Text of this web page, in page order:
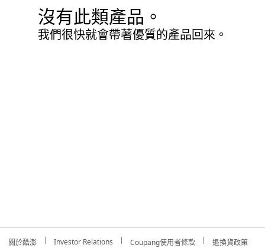
沒有此類產品。
我們很快就會帶著優質的產品回來。
關於酷澎 Investor Relations Coupang使用者條款
退換貨政策